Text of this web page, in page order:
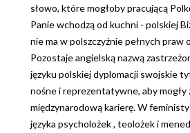
słowo, które mogłoby pracującą
Panie wchodzą od kuchni - polskiej
nie ma w polszczyźnie pełnych praw
Pozostaje angielską nazwą
języku polskiej dyplomacji swojskie
nośne i reprezentatywne, aby mogły
międzynarodową karierę. W
języka psycholożek , teolożek i